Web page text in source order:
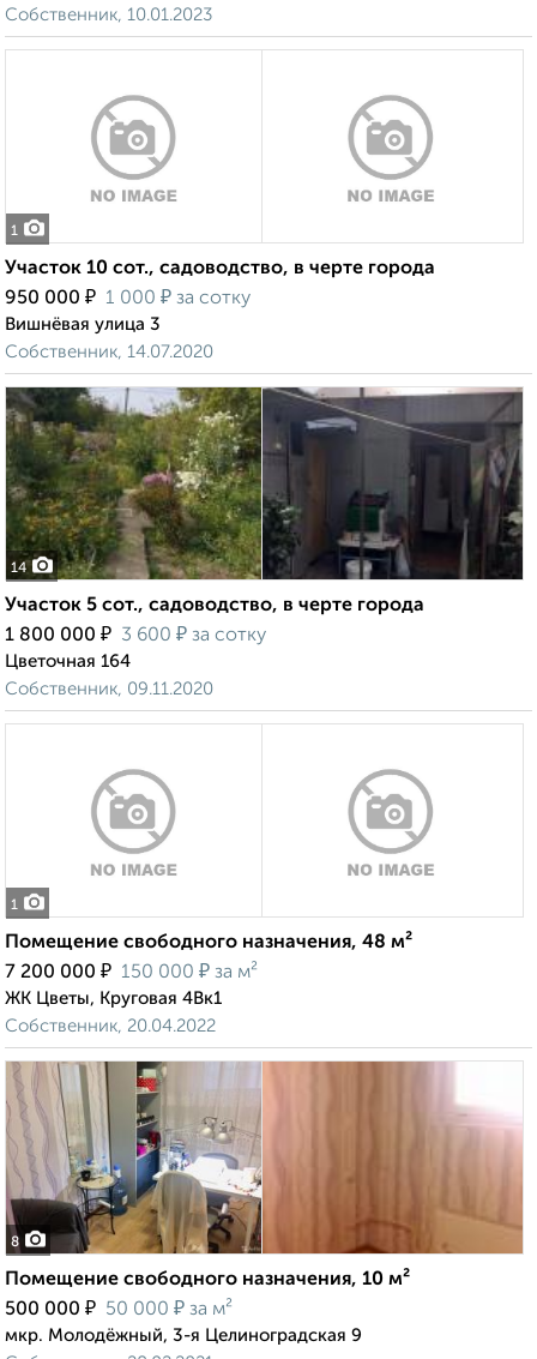
Собственник, 10.01.2023
1
Участок 10 сот., садоводство, в черте города
950 000 ₽ 1 000 ₽ за сотку
Вишнёвая улица 3
Собственник, 14.07.2020
14
Участок 5 сот., садоводство, в черте города
1 800 000 ₽ 3 600 ₽ за сотку
Цветочная 164
Собственник, 09.11.2020
1
Помещение свободного назначения, 48 м²
7 200 000 ₽ 150 000 ₽ за м²
ЖК Цветы, Круговая 4Вк1
Собственник, 20.04.2022
8
Помещение свободного назначения, 10 м²
500 000 ₽ 50 000 ₽ за м²
мкр. Молодёжный, 3-я Целиноградская 9